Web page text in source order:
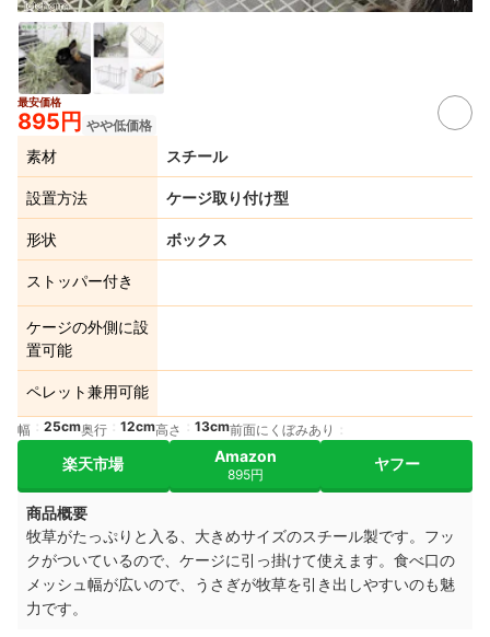
最安価格
895円 やや低価格
素材 スチール
設置方法 ケージ取り付け型
形状 ボックス
ストッパー付き
ケージの外側に設
置可能
ペレット兼用可能
幅 25cm奥行 12cm高さ 13cm前面にくぼみあり
楽天市場 Amazon
895円
ヤフー
商品概要
牧草がたっぷりと入る、大きめサイズのスチール製です。フッ
クがついているので、ケージに引っ掛けて使えます。食べ口の
メッシュ幅が広いので、うさぎが牧草を引き出しやすいのも魅
力です。